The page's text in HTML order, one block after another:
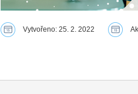
Vytvořeno: 25. 2. 2022